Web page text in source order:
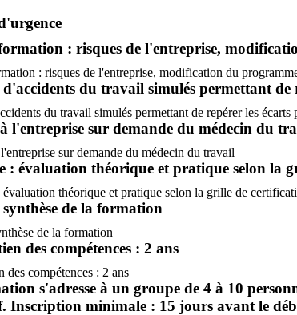
: risques de l'entreprise,
: risques de l'entreprise, modification du
du travail simulés permettant
du travail simulés permettant de repérer les
l'entreprise sur demande du médecin du
sur demande du médecin du travail
: évaluation théorique et pratique selon la
théorique et pratique selon la grille de
de la formation
de la formation
des compétences : 2 ans
des compétences : 2 ans
s'adresse à un groupe de 4 à 10
Inscription minimale : 15 jours avant le